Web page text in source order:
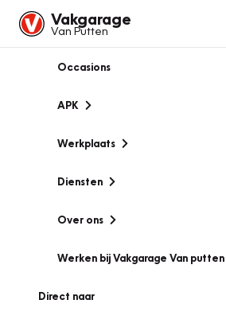
Vakgarage
Van Putten
Occasions
APK
Werkplaats
Diensten
Over ons
Werken bij Vakgarage Van putten
Direct naar